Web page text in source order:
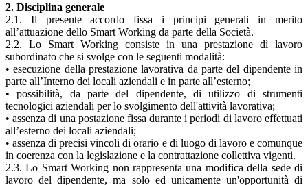
2. Disciplina generale
2.1. Il presente accordo fissa i principi generali in merito
all’attuazione dello Smart Working da parte della Società.
2.2. Lo Smart Working consiste in una prestazione dì lavoro
subordinato che si svolge con le seguenti modalità:
• esecuzione della prestazione lavorativa da parte del dipendente in
parte all’Interno dei locali aziendali e in parte all’esterno;
• possibilità, da parte del dipendente, di utilizzo di strumenti
tecnologici aziendali per lo svolgimento dell'attività lavorativa;
• assenza di una postazione fissa durante i periodi di lavoro effettuati
all’esterno dei locali aziendali;
• assenza di precisi vincoli di orario e di luogo di lavoro e comunque
in coerenza con la legislazione e la contrattazione collettiva vigenti.
2.3. Lo Smart Working non rappresenta una modifica della sede di
lavoro del dipendente, ma solo ed unicamente un'opportunità di